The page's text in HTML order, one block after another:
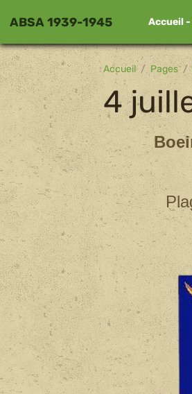
ABSA 1939-1945 Accueil -
Accueil Pages
4